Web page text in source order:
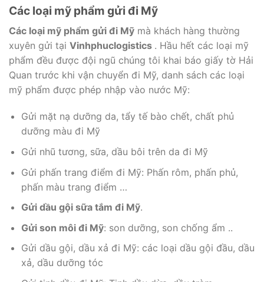
Các loại mỹ phẩm gửi đi Mỹ
Các loại mỹ phẩm gửi đi Mỹ mà khách hàng thường
xuyên gửi tại Vinhphuclogistics . Hầu hết các loại mỹ
phẩm đều được đội ngũ chúng tôi khai báo giấy tờ Hải
Quan trước khi vận chuyển đi Mỹ, danh sách các loại
mỹ phẩm được phép nhập vào nước Mỹ:
Gửi mặt nạ dưỡng da, tẩy tế bào chết, chất phủ
dưỡng màu đi Mỹ
Gửi nhũ tương, sữa, dầu bôi trên da đi Mỹ
Gửi phấn trang điểm đi Mỹ: Phấn rôm, phấn phủ,
phấn màu trang điểm …
Gửi dầu gội sữa tắm đi Mỹ.
Gửi son môi đi Mỹ: son dưỡng, son chống ẩm ..
Gửi dầu gội, dầu xả đi Mỹ: các loại dầu gội đầu, dầu
xả, dầu dưỡng tóc